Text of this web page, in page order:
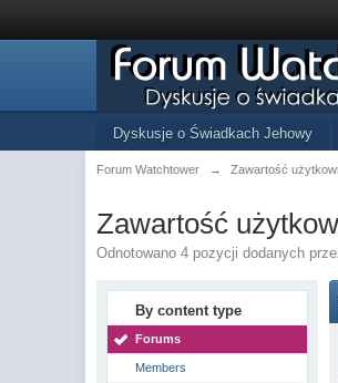
Dyskusje o Świadkach Jehowy
Forum Watchtower → Zawartość
Zawartość
Odnotowano 4 pozycji dodanych
By content type
Forums
Members